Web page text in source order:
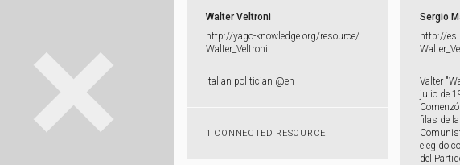
Walter Veltroni
http:​/​/​yago-​knowledge.​org/​resource/​
Walter_​Veltroni
Italian politician @en
1 CONNECTED RESOURCE
Sergio
http:​/​/​
Valter
julio de
filas de
elegido
del